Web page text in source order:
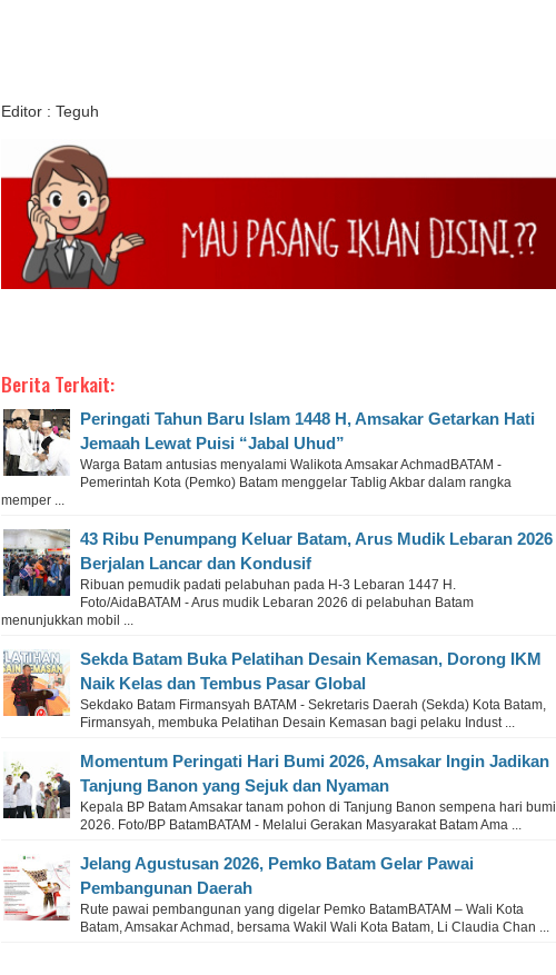
Editor : Teguh
Berita Terkait:
Peringati Tahun Baru Islam 1448 H, Amsakar Getarkan Hati
Jemaah Lewat Puisi “Jabal Uhud”
Warga Batam antusias menyalami Walikota Amsakar AchmadBATAM -
Pemerintah Kota (Pemko) Batam menggelar Tablig Akbar dalam rangka
memper ...
43 Ribu Penumpang Keluar Batam, Arus Mudik Lebaran 2026
Berjalan Lancar dan Kondusif
Ribuan pemudik padati pelabuhan pada H-3 Lebaran 1447 H.
Foto/AidaBATAM - Arus mudik Lebaran 2026 di pelabuhan Batam
menunjukkan mobil ...
Sekda Batam Buka Pelatihan Desain Kemasan, Dorong IKM
Naik Kelas dan Tembus Pasar Global
Sekdako Batam Firmansyah BATAM - Sekretaris Daerah (Sekda) Kota Batam,
Firmansyah, membuka Pelatihan Desain Kemasan bagi pelaku Indust ...
Momentum Peringati Hari Bumi 2026, Amsakar Ingin Jadikan
Tanjung Banon yang Sejuk dan Nyaman
Kepala BP Batam Amsakar tanam pohon di Tanjung Banon sempena hari bumi
2026. Foto/BP BatamBATAM - Melalui Gerakan Masyarakat Batam Ama ...
Jelang Agustusan 2026, Pemko Batam Gelar Pawai
Pembangunan Daerah
Rute pawai pembangunan yang digelar Pemko BatamBATAM – Wali Kota
Batam, Amsakar Achmad, bersama Wakil Wali Kota Batam, Li Claudia Chan ...